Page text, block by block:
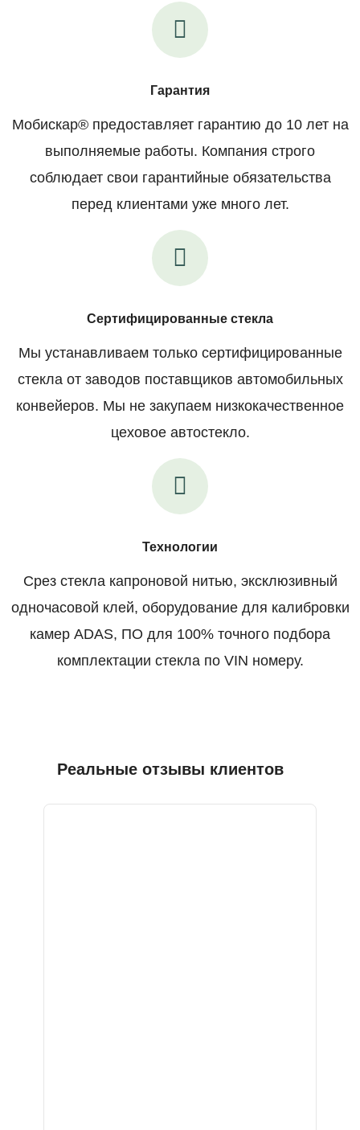
Гарантия
Мобискар® предоставляет гарантию до 10 лет на
выполняемые работы. Компания строго
соблюдает свои гарантийные обязательства
перед клиентами уже много лет.
Сертифицированные стекла
Мы устанавливаем только сертифицированные
стекла от заводов поставщиков автомобильных
конвейеров. Мы не закупаем низкокачественное
цеховое автостекло.
Технологии
Срез стекла капроновой нитью, эксклюзивный
одночасовой клей, оборудование для калибровки
камер ADAS, ПО для 100% точного подбора
комплектации стекла по VIN номеру.
Реальные отзывы клиентов